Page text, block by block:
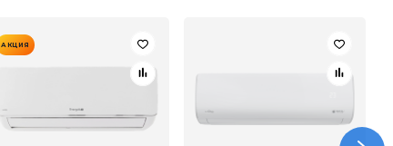
АКЦИЯ